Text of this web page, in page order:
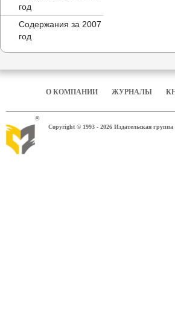
год
Содержания за 2007
год
О КОМПАНИИ ЖУРНАЛЫ
®
Copyright © 1993 - 2026 Издательская